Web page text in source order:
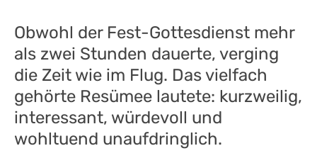
Obwohl der Fest-Gottesdienst mehr
als zwei Stunden dauerte, verging
die Zeit wie im Flug. Das vielfach
gehörte Resümee lautete: kurzweilig,
interessant, würdevoll und
wohltuend unaufdringlich.